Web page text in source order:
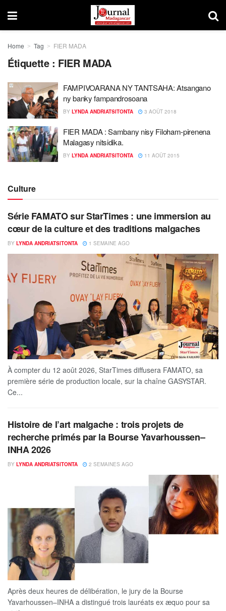
Home Tag FIER MADA
Étiquette : FIER MADA
FAMPIVOARANA NY TANTSAHA: Atsangano
ny banky fampandrosoana
BY LYNDA ANDRIATSITONTA 3 AOÛT 2018
FIER MADA : Sambany nisy Filoham-pirenena
Malagasy nitsidika.
BY LYNDA ANDRIATSITONTA 11 AOÛT 2015
Culture
Série FAMATO sur StarTimes : une immersion au
cœur de la culture et des traditions malgaches
BY LYNDA ANDRIATSITONTA 1 SEMAINE AGO
À compter du 12 août 2026, StarTimes diffusera FAMATO, sa
première série de production locale, sur la chaîne GASYSTAR.
Ce...
Histoire de l’art malgache : trois projets de
recherche primés par la Bourse Yavarhoussen–
INHA 2026
BY LYNDA ANDRIATSITONTA 2 SEMAINES AGO
Après deux heures de délibération, le jury de la Bourse
Yavarhoussen–INHA a distingué trois lauréats ex æquo pour sa